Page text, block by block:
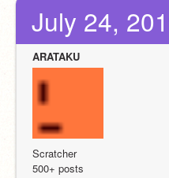
July 24,
ARATAKU
Scratcher
500+ posts